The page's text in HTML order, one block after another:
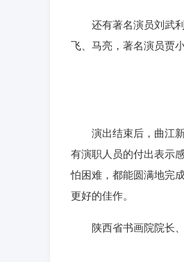
还有著名演员刘武利
飞、马亮，著名演员贾
演出结束后，曲江新
有演职人员的付出表示
怕困难，都能圆满地完
更好的佳作。
陕西省书画院院长、